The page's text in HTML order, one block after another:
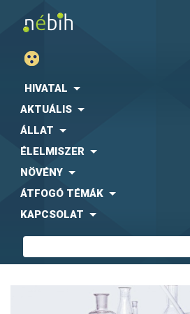
HIVATAL
AKTUÁLIS
ÁLLAT
ÉLELMISZER
NÖVÉNY
ÁTFOGÓ TÉMÁK
KAPCSOLAT